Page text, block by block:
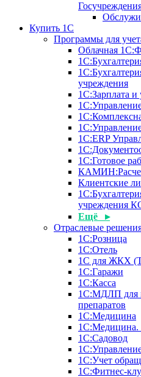
Купить 1С
Программы для
Облачная
учреждения
1С:Зарплата и
1С:ERP
1C:Готовое
Клиентские
учреждения
Ещё ▸
Отраслевые
1С:Розница
1С:Отель
1С для ЖКХ
1С:Гаражи
1С:Касса
1С:МДЛП для
препаратов
1С:Медицина
1С:Медицина.
1С:Садовод
1С:Учет
1С:Фитнес-